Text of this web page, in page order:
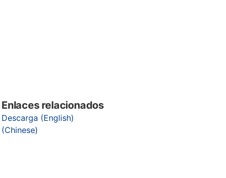
Enlaces relacionados
Descarga (English)
(Chinese)